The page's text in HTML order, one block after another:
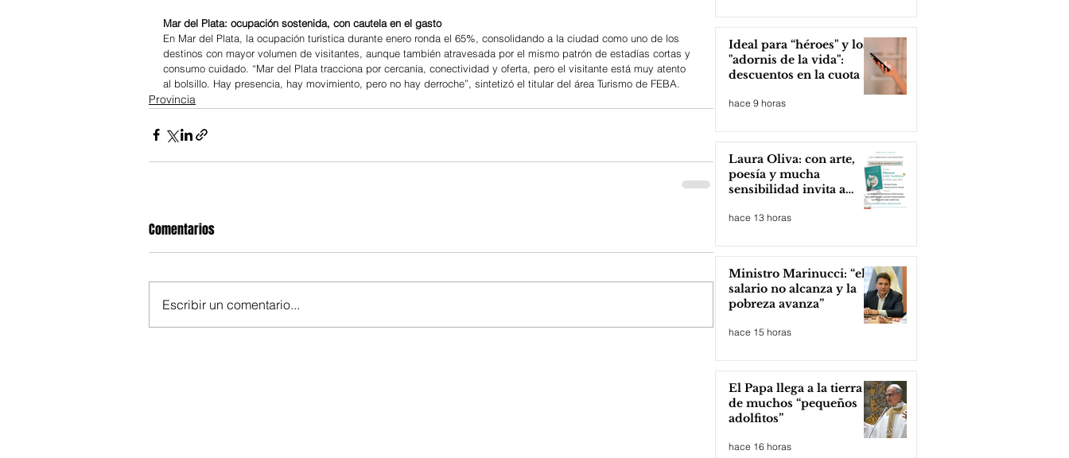
Mar del Plata: ocupación sostenida, con cautela en el gasto
En Mar del Plata, la ocupación turística durante enero ronda el 65%, consolidando a la ciudad como uno de los
destinos con mayor volumen de visitantes, aunque también atravesada por el mismo patrón de estadías cortas y
consumo cuidado. “Mar del Plata tracciona por cercanía, conectividad y oferta, pero el visitante está muy atento
al bolsillo. Hay presencia, hay movimiento, pero no hay derroche”, sintetizó el titular del área Turismo de FEBA.
Provincia
Comentarios
Escribir un comentario...
Ideal para “héroes" y los
"adornis de la vida":
descuentos en la cuota 4
hace 9 horas
Laura Oliva: con arte,
poesía y mucha
sensibilidad invita a
hace 13 horas
Ministro Marinucci: “el
salario no alcanza y la
pobreza avanza”
hace 15 horas
El Papa llega a la tierra
de muchos “pequeños
adolfitos”
hace 16 horas